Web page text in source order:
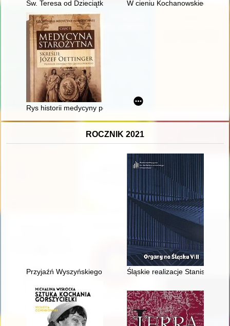
Św. Teresa od Dzieciątka JezusW cieniu Kochanowskiego
Rys historii medycyny powszechnej. Cz. 1,
ROCZNIK 2021
Przyjaźń Wyszyńskiego z papieżami i sprawy katolików w
Śląskie realizacje Stanisława i